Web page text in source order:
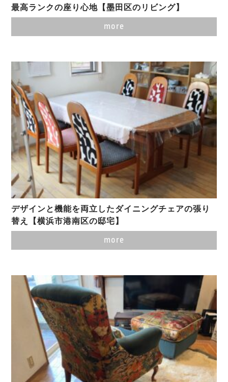
最高ランクの座り心地【墨田区のリビング】
more
デザインと機能を両立したダイニングチェアの張り
替え【横浜市港南区の邸宅】
more